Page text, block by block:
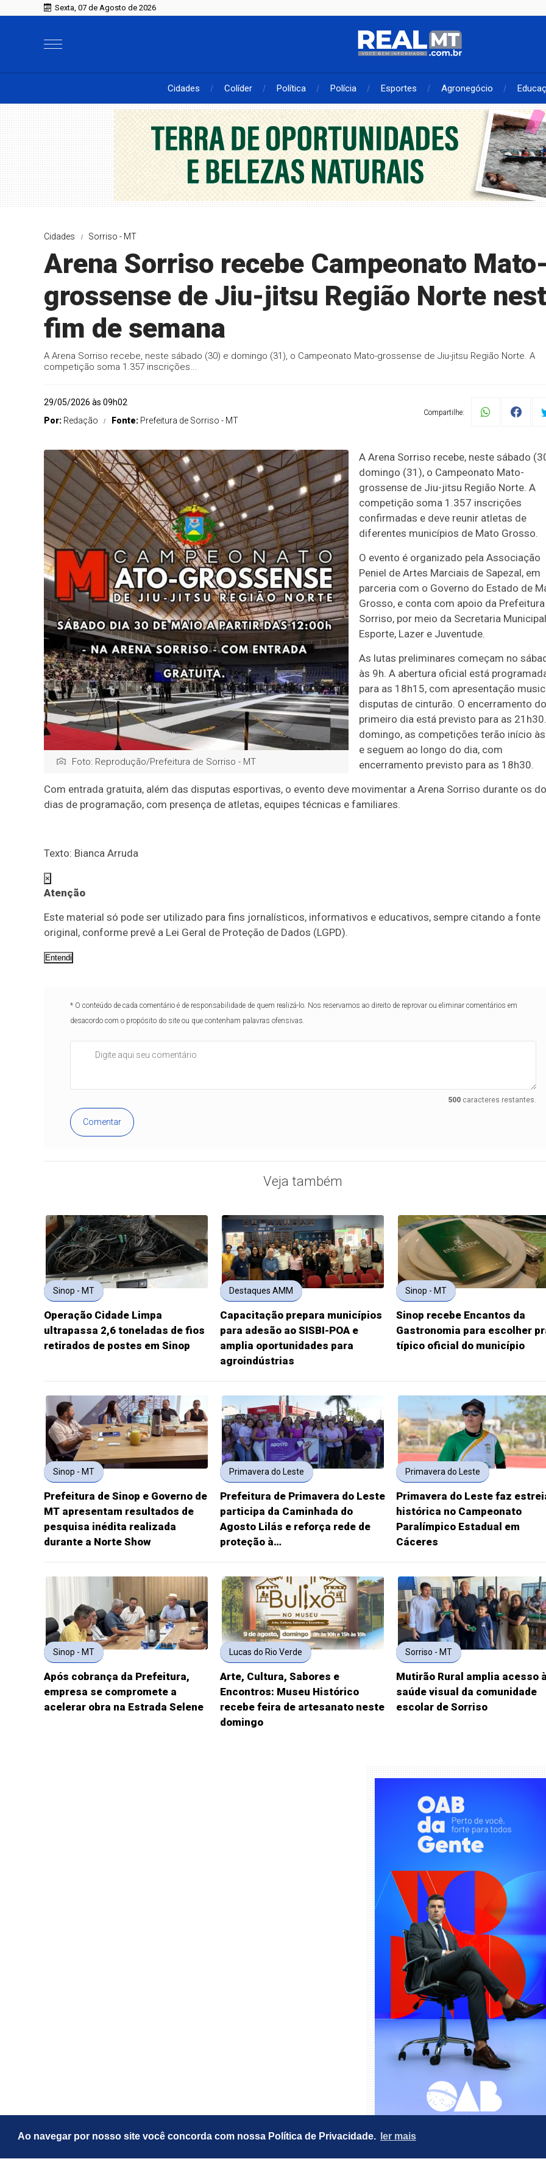
Ao navegar por nosso site você concorda com nossa Política de Privacidade. ler mais
Sexta, 07 de Agosto de 2026
Cidades Colíder Política Polícia Esportes Agronegócio
Cidades Sorriso - MT
Arena Sorriso recebe Campeonato
grossense de Jiu-jitsu Região Norte
fim de semana
A Arena Sorriso recebe, neste sábado (30) e domingo (31), o Campeonato Mato-grossense de Jiu-jitsu Região Norte. A
competição soma 1.357 inscrições...
29/05/2026 às 09h02
Por: Redação Fonte: Prefeitura de Sorriso - MT
Compartilhe:
Foto: Reprodução/Prefeitura de Sorriso - MT
A Arena Sorriso recebe, neste sábado
domingo (31), o Campeonato Mato-
grossense de Jiu-jitsu Região Norte. A
competição soma 1.357 inscrições
confirmadas e deve reunir atletas de
diferentes municípios de Mato Grosso.
O evento é organizado pela Associação
Peniel de Artes Marciais de Sapezal, em
parceria com o Governo do Estado de
Grosso, e conta com apoio da
Sorriso, por meio da Secretaria
Esporte, Lazer e Juventude.
As lutas preliminares começam no
às 9h. A abertura oficial está
para as 18h15, com apresentação
disputas de cinturão. O encerramento do
primeiro dia está previsto para as
domingo, as competições terão início
e seguem ao longo do dia, com
encerramento previsto para as 18h30.
Com entrada gratuita, além das disputas esportivas, o evento deve movimentar a Arena Sorriso durante os
dias de programação, com presença de atletas, equipes técnicas e familiares.
Texto: Bianca Arruda
×
Atenção
Este material só pode ser utilizado para fins jornalísticos, informativos e educativos, sempre citando a fonte
original, conforme prevê a Lei Geral de Proteção de Dados (LGPD).
Entendi
* O conteúdo de cada comentário é de responsabilidade de quem realizá-lo. Nos reservamos ao direito de reprovar ou eliminar comentários em
desacordo com o propósito do site ou que contenham palavras ofensivas.
500caracteres restantes.
Comentar
Veja também
Sinop - MT
Operação Cidade Limpa
ultrapassa 2,6 toneladas de fios
retirados de postes em Sinop
Destaques AMM
Capacitação prepara municípios
para adesão ao SISBI-POA e
amplia oportunidades para
agroindústrias
Sinop - MT
Sinop recebe Encantos da
Gastronomia para escolher
típico oficial do município
Sinop - MT
Prefeitura de Sinop e Governo de
MT apresentam resultados de
pesquisa inédita realizada
durante a Norte Show
Primavera do Leste
Prefeitura de Primavera do Leste
participa da Caminhada do
Agosto Lilás e reforça rede de
proteção à…
Primavera do Leste
Primavera do Leste faz
histórica no Campeonato
Paralímpico Estadual em
Cáceres
Sinop - MT
Após cobrança da Prefeitura,
empresa se compromete a
acelerar obra na Estrada Selene
Lucas do Rio Verde
Arte, Cultura, Sabores e
Encontros: Museu Histórico
recebe feira de artesanato neste
domingo
Sorriso - MT
Mutirão Rural amplia acesso
saúde visual da comunidade
escolar de Sorriso